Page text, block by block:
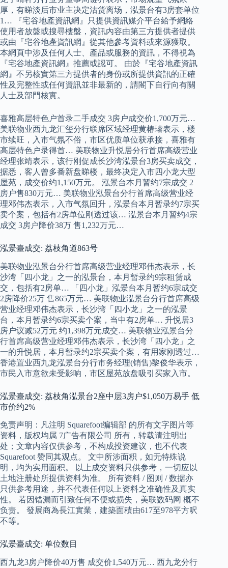
厚，有睇淡后市业主决定沽货离场，泓景台有3房套单位
1… 『宅谷地產資訊網』只提供資訊媒介平台給予網絡
使用者放盤或搜尋樓盤，資訊內容由第三方提供者提供
或由『宅谷地產資訊網』從其他參考資料或來源獲取。
本網頁中涉及任何人士、產品或服務的資訊，不得視為
『宅谷地產資訊網』推薦或認可。 由於『宅谷地產資訊
網』不另核實第三方提供者的身份或所提供資訊的正確
性及完整性或任何資訊並非最新的，請閣下自行向有關
人士及部門核實。
喜雅高层特色户首录二手成交 3房户成交价1,700万元…
美联物业西九龙汇玺分行联席区域经理黄椿璿表示，楼
市续旺，入市气氛不俗，市区优质单位获承接，喜雅有
高层特色户录得首… 美联物业升悦居分行首席高级营业
经理张靖表示，该行刚促成长沙湾泓景台3房买卖成交，
据悉，客人曾多番新盘睇楼，最终决定入市四小龙大型
屋苑，成交价约1,150万元。 泓景台本月暂约7宗成交 2
房户售830万元… 美联物业泓景台分行首席高级营业经
理邓伟杰表示，入市气氛回升，泓景台本月暂录约7宗买
卖个案，包括有2房单位刚透过该… 泓景台本月暂约4宗
成交 3房户降价38万 售1,232万元…
泓景臺成交: 荔枝角道863号
美联物业泓景台分行首席高级营业经理邓伟杰表示，长
沙湾「四小龙」之一的泓景台，本月暂录约9宗租赁成
交，包括有2房单… 「四小龙」泓景台本月暂约6宗成交
2房降价25万 售865万元… 美联物业泓景台分行首席高级
营业经理邓伟杰表示，长沙湾「四小龙」之一的泓景
台，本月暂录约6宗买卖个案，当中有2房单… 升悦居3
房户议减52万元 约1,398万元成交… 美联物业泓景台分
行首席高级营业经理邓伟杰表示，长沙湾「四小龙」之
一的升悦居，本月暂录约2宗买卖个案，有用家刚透过…
香港置业西九龙泓景台分行市务经理(销售)黎俊华表示，
市民入市意欲未受影响，市区屋苑放盘吸引买家入市。
泓景臺成交: 荔枝角泓景台2座中层3房户$1,050万易手 低
市价约2%
免责声明：凡注明 Squarefoot编辑部 的所有文字图片等
资料，版权均属 7广告有限公司 所有，转载请注明出
处；文章内容仅供参考，不构成投资建议，也不代表
Squarefoot 赞同其观点。 文中所涉面积，如无特殊说
明，均为实用面积。 以上成交资料只供参考，一切应以
土地注册处所提供资料为准。 所有资料 / 图则 / 数据亦
只供参考用途，并不代表任何以上资料之准确性及真实
性。 若因错漏而引致任何不便或损失，美联数码网 概不
负责。 發展商為長江實業，建築面積由617至978平方呎
不等。
泓景臺成交: 单位数目
西九龙3房户降价40万售 成交价1,540万元… 西九龙分行